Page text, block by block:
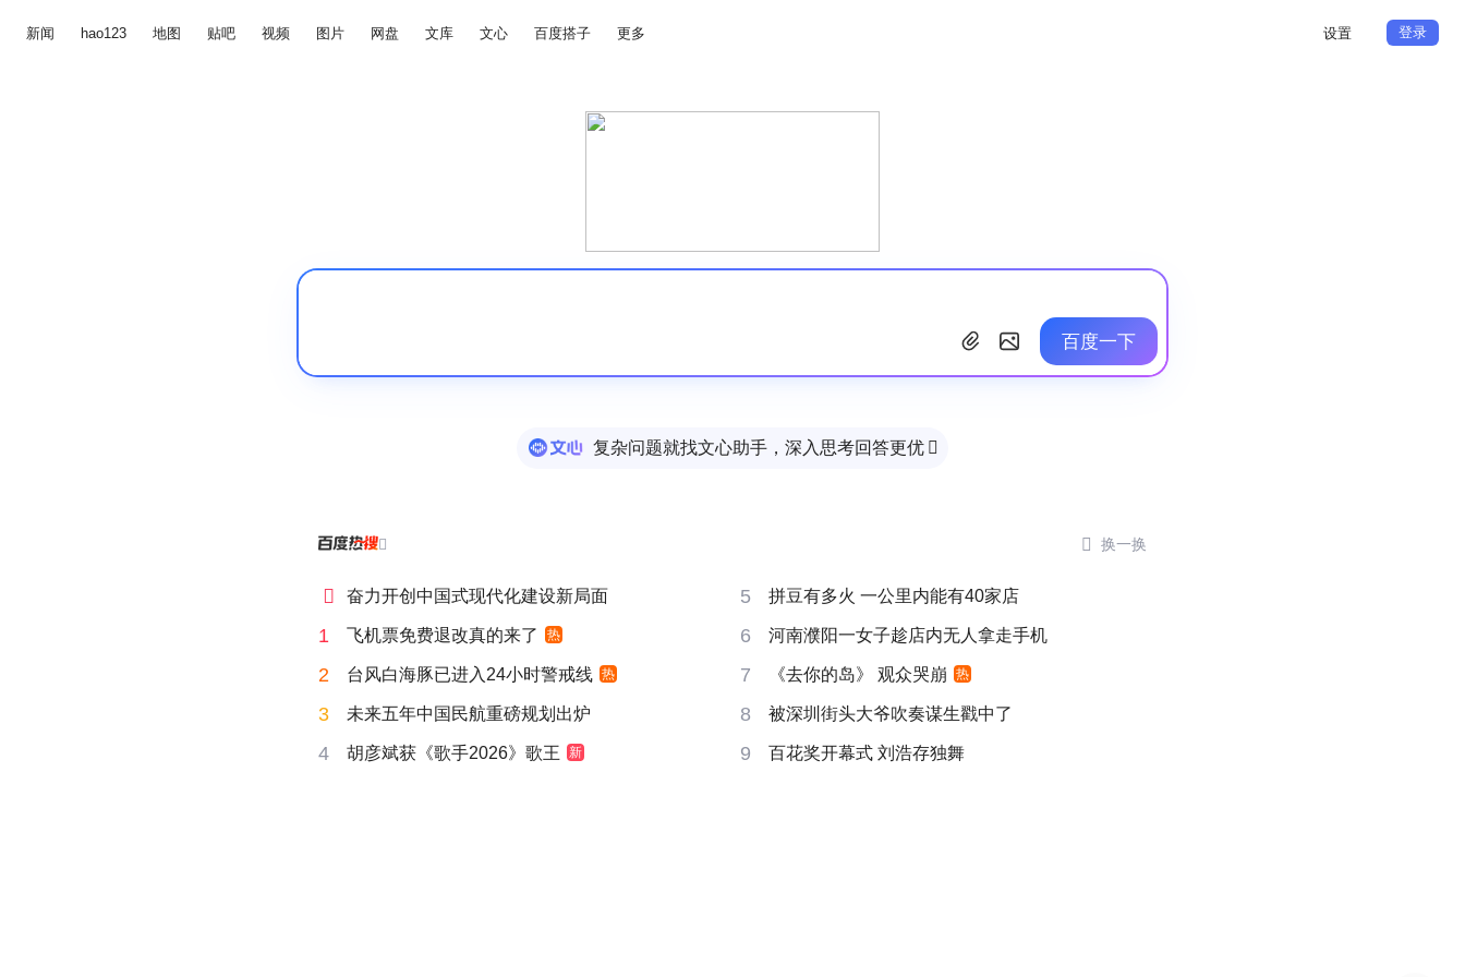
新闻 hao123 地图 贴吧 视频 图片 网盘 文库 文心 百度搭子 更多 设置 登录
百度一下
复杂问题就找文心助手，深入思考回答更优 
  换一换
 奋力开创中国式现代化建设新局面 5 拼豆有多火 一公里内能有40家店
1 飞机票免费退改真的来了 热 6 河南濮阳一女子趁店内无人拿走手机
2 台风白海豚已进入24小时警戒线 热 7 《去你的岛》 观众哭崩 热
3 未来五年中国民航重磅规划出炉 8 被深圳街头大爷吹奏谋生戳中了
4 胡彦斌获《歌手2026》歌王 新 9 百花奖开幕式 刘浩存独舞